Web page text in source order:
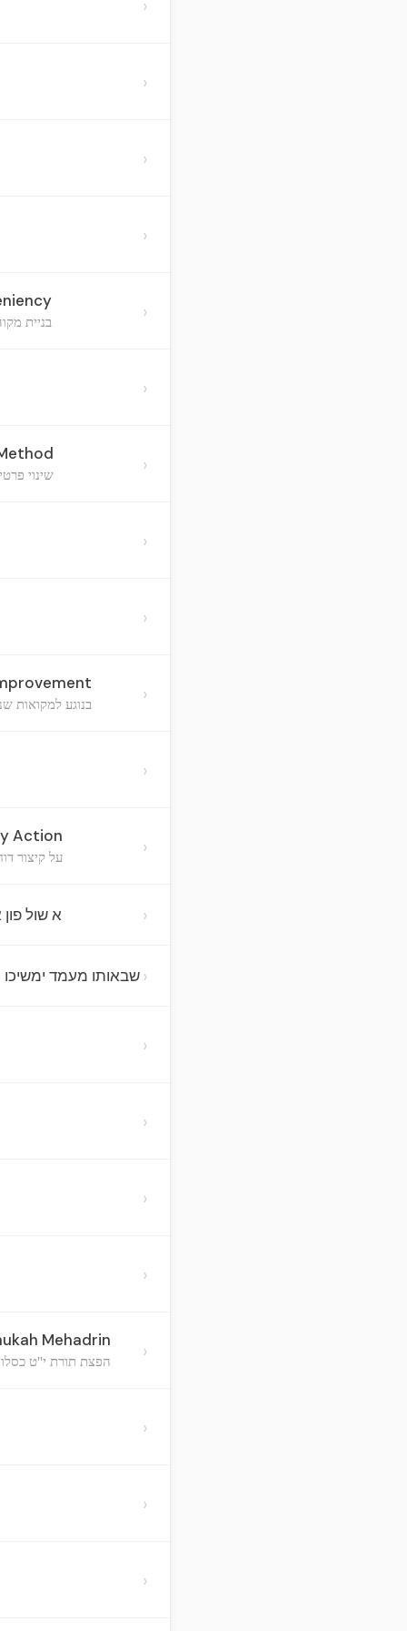
›
›
›
›
בניית ›
›
שינוי ›
›
›
בנוגע למקואות ›
›
Action
על קיצור ›
א שול ›
שבאותו מעמד ימשיכו›
›
›
›
›
Mehadrin
הפצת תורת י"ט ›
›
›
›